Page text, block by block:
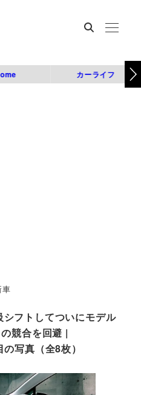
カーライフ
車
シフトしてついにモデル
競合を回避 |
写真（全8枚）